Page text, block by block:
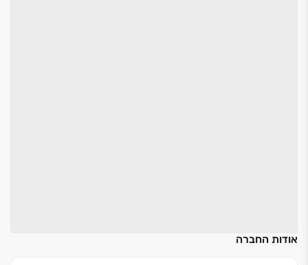
אודות החברה